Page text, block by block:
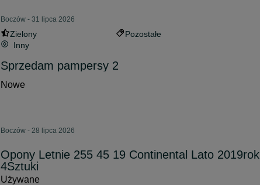
Boczów - 31 lipca 2026
Zielony
Pozostałe
Inny
Sprzedam pampersy 2
Nowe
Boczów - 28 lipca 2026
Opony Letnie 255 45 19 Continental Lato 2019rok
4Sztuki
Używane